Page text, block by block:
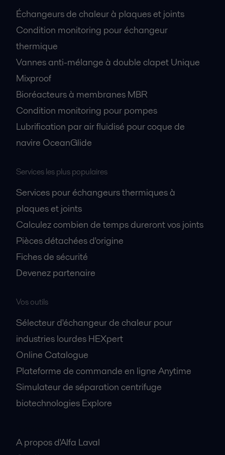
Échangeurs de chaleur à plaques et joints
Condition monitoring pour échangeur
thermique
Vannes anti-mélange à double clapet Unique
Mixproof
Bioréacteurs à membranes MBR
Condition monitoring pour pompes
Lubrification par air fluidisé pour coque de
navire OceanGlide
Services les plus populaires
Services pour échangeurs thermiques à
plaques et joints
Calculez combien de temps dureront vos joints
Pièces détachées d'origine
Fiches de sécurité
Devenez partenaire
Vos outils
Sélecteur d'échangeur de chaleur pour
industries lourdes HEXpert
Online Catalogue
Plateforme de commande en ligne Anytime
Simulateur de séparation centrifuge
biotechnologies Explore
A propos d'Alfa Laval